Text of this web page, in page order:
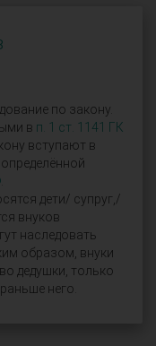
по закону.
в п. 1 ст. 1141 ГК
вступают в
дети/ супруг,/
внуков
наследовать
образом, внуки
дедушки, только
него.